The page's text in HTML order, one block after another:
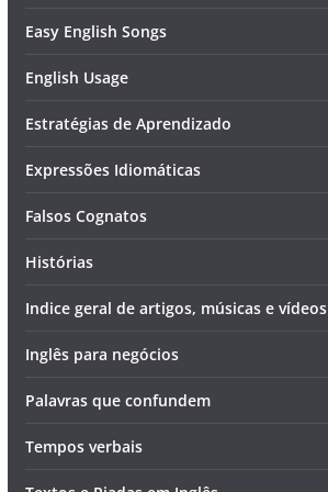
Easy English Songs
English Usage
Estratégias de Aprendizado
Expressões Idiomáticas
Falsos Cognatos
Histórias
Indice geral de artigos, músicas e vídeos
Inglês para negócios
Palavras que confundem
Tempos verbais